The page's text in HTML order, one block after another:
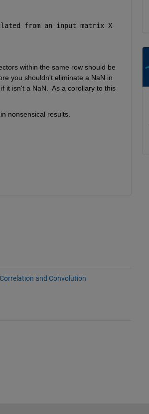
from an input matrix X
within the same row should be
you shouldn't eliminate a NaN in
it isn't a NaN.  As a corollary to this
nonsensical results.
Correlation and Convolution